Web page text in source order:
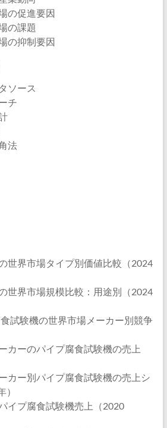
の促進要因
の課題
の抑制要因
ソース
チ
法
世界市場タイプ別価値比較（2024
世界市場規模比較：用途別（2024
試験機の世界市場メーカー別競争
カーのパイプ腐食試験機の売上
カー別パイプ腐食試験機の売上シ
イプ腐食試験機売上（2020